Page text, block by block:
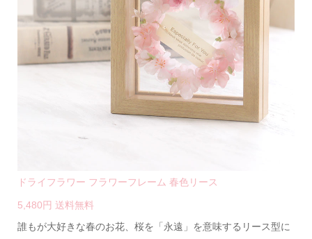
ドライフラワー フラワーフレーム 春色リース
5,480円 送料無料
誰もが大好きな春のお花、桜を「永遠」を意味するリース型に